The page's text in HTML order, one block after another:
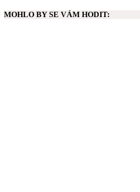
MOHLO BY SE VÁM HODIT: